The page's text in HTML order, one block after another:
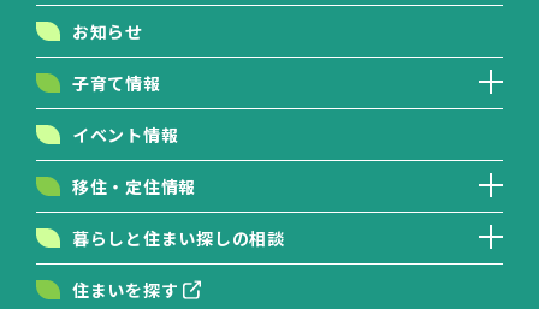
お知らせ
子育て情報
イベント情報
移住・定住情報
暮らしと住まい探しの相談
住まいを探す